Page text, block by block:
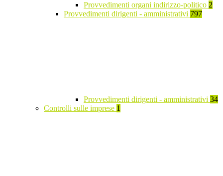
Provvedimenti organi indirizzo-politico 2
Provvedimenti dirigenti - amministrativi 797
Provvedimenti dirigenti - amministrativi 34
Controlli sulle imprese 1